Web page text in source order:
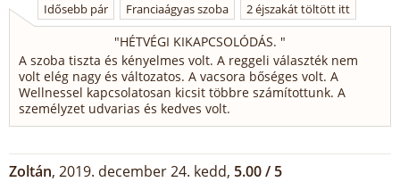
Idősebb pár Franciaágyas szoba 2 éjszakát töltött itt
"HÉTVÉGI KIKAPCSOLÓDÁS. "
A szoba tiszta és kényelmes volt. A reggeli választék nem
volt elég nagy és változatos. A vacsora bőséges volt. A
Wellnessel kapcsolatosan kicsit többre számítottunk. A
személyzet udvarias és kedves volt.
Zoltán, 2019. december 24. kedd, 5.00 / 5